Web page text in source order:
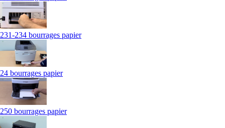
231-234 bourrages papier
24 bourrages papier
250 bourrages papier